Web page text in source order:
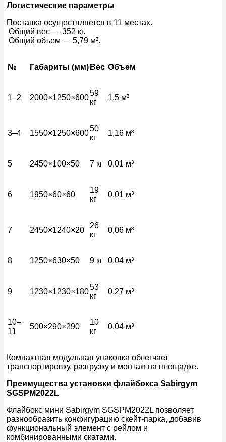
Логистические параметры
Поставка осуществляется в 11 местах.
Общий вес — 352 кг.
Общий объем — 5,79 м³.
№ Габариты (мм) Вес Объем
1–2 2000×1250×600
59
кг
1,5 м³
3–4 1550×1250×600
50
кг
1,16 м³
5 2450×100×50 7 кг 0,01 м³
6 1950×60×60
19
кг
0,01 м³
7 2450×1240×20
26
кг
0,06 м³
8 1250×630×50 9 кг 0,04 м³
9 1230×1230×180
53
кг
0,27 м³
10–
11
500×290×290
10
кг
0,04 м³
Компактная модульная упаковка облегчает
транспортировку, разгрузку и монтаж на площадке.
Преимущества установки флайбокса Sabirgym
SGSPM2022L
Флайбокс мини Sabirgym SGSPM2022L позволяет
разнообразить конфигурацию скейт-парка, добавив
функциональный элемент с рейлом и
комбинированными скатами.